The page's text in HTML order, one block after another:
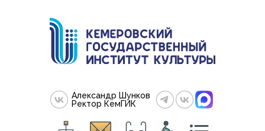
Александр Шунков
Ректор КемГИК